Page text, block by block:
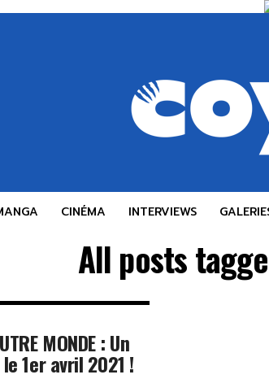
CINÉMA INTERVIEWS
All posts
MONDE : Un
1er avril 2021 !